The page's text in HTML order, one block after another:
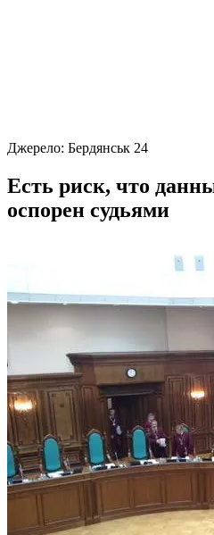
Джерело: Бердянськ 24
Есть риск, что
оспорен судьями